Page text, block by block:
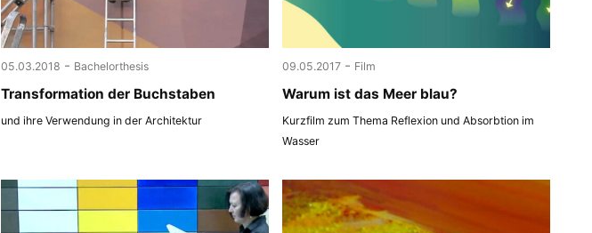
05.03.2018 - Bachelorthesis
Transformation der Buchstaben
und ihre Verwendung in der Architektur
09.05.2017 - Film
Warum ist das Meer blau?
Kurzfilm zum Thema Reflexion und Absorbtion im
Wasser